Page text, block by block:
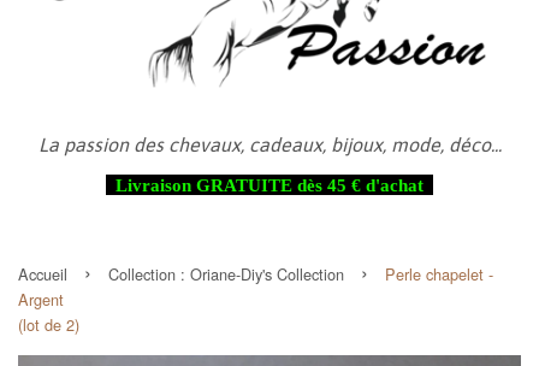
La passion des chevaux, cadeaux, bijoux, mode, déco...
Livraison GRATUITE dès 45 € d'achat
Accueil › Collection : Oriane-Diy's Collection ›
Perle chapelet -
Argent
(lot de 2)